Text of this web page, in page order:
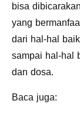
bisa
yang
dari hal-hal
sampai hal-hal
dan dosa.
Baca juga: